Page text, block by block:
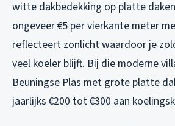
witte dakbedekking op platte
ongeveer €5 per vierkante meter
reflecteert zonlicht waardoor je
veel koeler blijft. Bij die moderne
Beuningse Plas met grote platte
jaarlijks €200 tot €300 aan